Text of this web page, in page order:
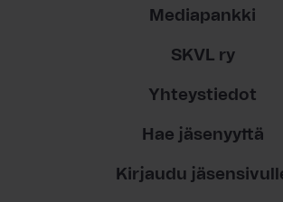
Mediapankki
SKVL ry
Yhteystiedot
Hae jäsenyyttä
Kirjaudu